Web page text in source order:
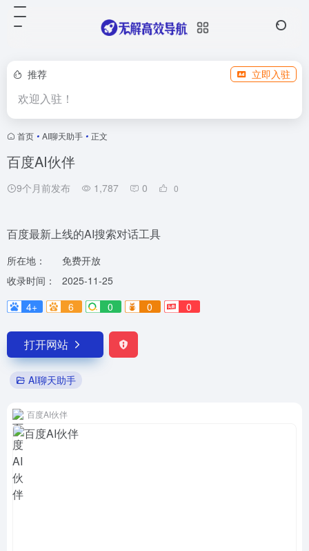
推荐 立即入驻
欢迎入驻！
首页 • AI聊天助手 • 正文
百度AI伙伴
9个月前发布 1,787 0 0
百度最新上线的AI搜索对话工具
所在地：
免费开放
收录时间：
2025-11-25
4+
6 0 0 0
打开网站
AI聊天助手
百度AI伙伴